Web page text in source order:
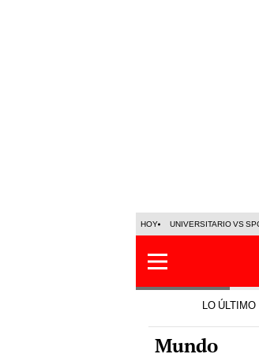
LO ÚLTIMO
Mundo